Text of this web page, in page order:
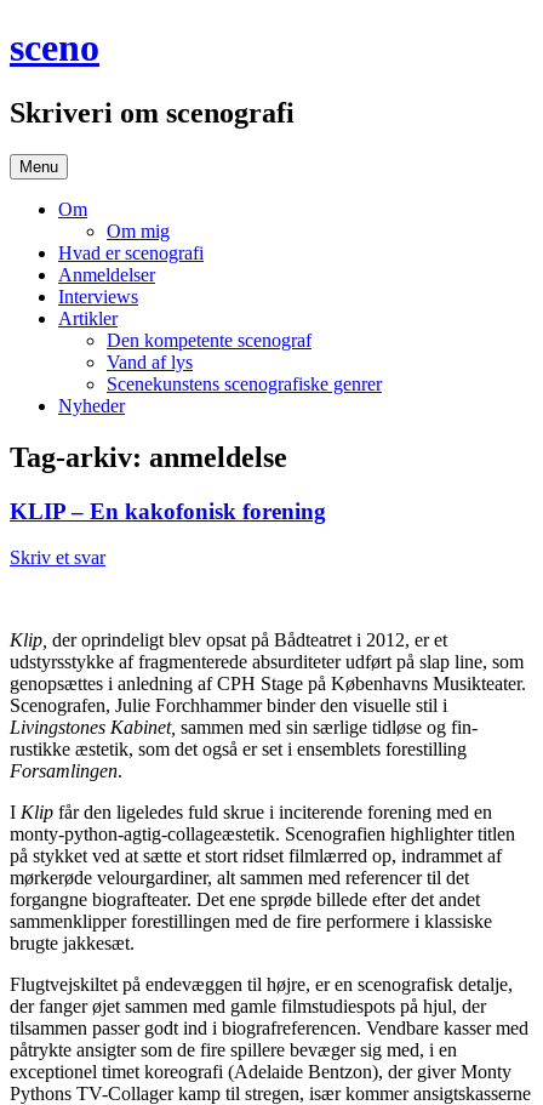
til
sceno
Skriveri om scenografi
Menu
Om
Om mig
Hvad er scenografi
Anmeldelser
Interviews
Artikler
Den kompetente scenograf
Vand af lys
Scenekunstens scenografiske genrer
Nyheder
Tag-arkiv: anmeldelse
KLIP – En kakofonisk forening
Skriv et svar
Klip, der oprindeligt blev opsat på Bådteatret i 2012, er et
udstyrsstykke af fragmenterede absurditeter udført på slap line, som
genopsættes i anledning af CPH Stage på Københavns Musikteater.
Scenografen, Julie Forchhammer binder den visuelle stil i
Livingstones Kabinet, sammen med sin særlige tidløse og fin-
rustikke æstetik, som det også er set i ensemblets forestilling
Forsamlingen.
I Klip får den ligeledes fuld skrue i inciterende forening med en
monty-python-agtig-collageæstetik. Scenografien highlighter titlen
på stykket ved at sætte et stort ridset filmlærred op, indrammet af
mørkerøde velourgardiner, alt sammen med referencer til det
forgangne biografteater. Det ene sprøde billede efter det andet
sammenklipper forestillingen med de fire performere i klassiske
brugte jakkesæt.
Flugtvejskiltet på endevæggen til højre, er en scenografisk detalje,
der fanger øjet sammen med gamle filmstudiespots på hjul, der
tilsammen passer godt ind i biografreferencen. Vendbare kasser med
påtrykte ansigter som de fire spillere bevæger sig med, i en
exceptionel timet koreografi (Adelaide Bentzon), der giver Monty
Pythons TV-Collager kamp til stregen, især kommer ansigtskasserne